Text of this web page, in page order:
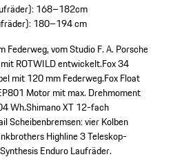
168–182cm
180–194 cm
vom Studio F. A. Porsche
ROTWILD entwickelt.Fox 34
mit 120 mm Federweg.Fox Float
Motor mit max. Drehmoment
Wh.Shimano XT 12-fach
Scheibenbremsen: vier Kolben
Highline 3 Teleskop-
Enduro Laufräder.